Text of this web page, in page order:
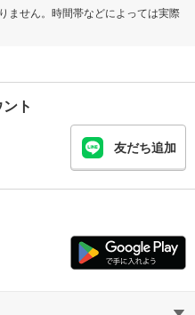
ません。時間帯などによっては実際
ト
友だち追加